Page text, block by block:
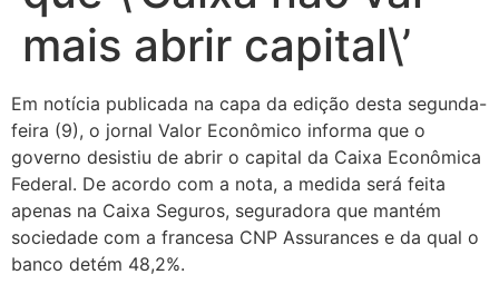
mais abrir capital\’
Em notícia publicada na capa da edição desta segunda-
feira (9), o jornal Valor Econômico informa que o
governo desistiu de abrir o capital da Caixa Econômica
Federal. De acordo com a nota, a medida será feita
apenas na Caixa Seguros, seguradora que mantém
sociedade com a francesa CNP Assurances e da qual o
banco detém 48,2%.